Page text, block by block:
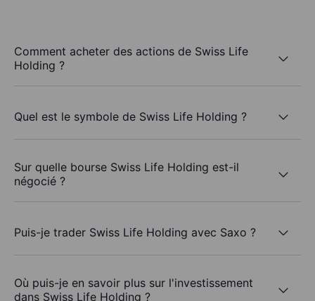
Comment acheter des actions de Swiss Life
Holding ?
Quel est le symbole de Swiss Life Holding ?
Sur quelle bourse Swiss Life Holding est-il
négocié ?
Puis-je trader Swiss Life Holding avec Saxo ?
Où puis-je en savoir plus sur l'investissement
dans Swiss Life Holding ?